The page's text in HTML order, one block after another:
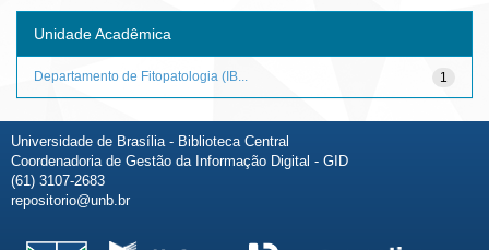
Unidade Acadêmica
1
Departamento de Fitopatologia (IB...
Universidade de Brasília - Biblioteca Central
Coordenadoria de Gestão da Informação Digital - GID
(61) 3107-2683
repositorio@unb.br